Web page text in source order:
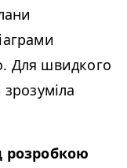
Для швидкого
розробкою